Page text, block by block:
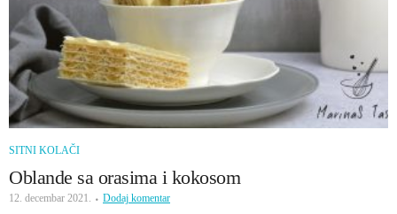
SITNI KOLAČI
Oblande sa orasima i kokosom
12. decembar 2021. Dodaj komentar